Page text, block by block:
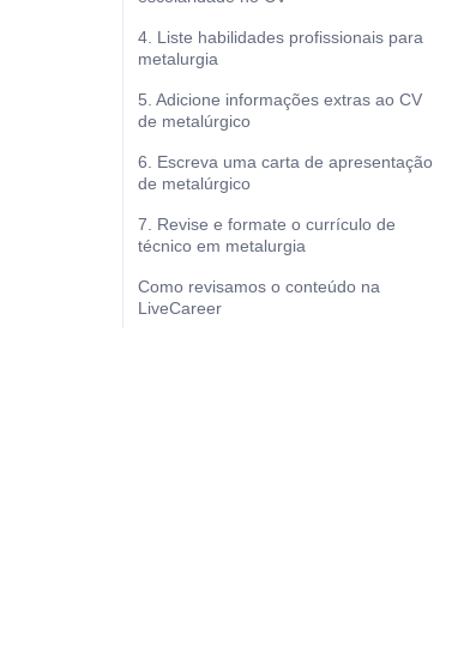
4. Liste habilidades profissionais para
metalurgia
5. Adicione informações extras ao CV
de metalúrgico
6. Escreva uma carta de apresentação
de metalúrgico
7. Revise e formate o currículo de
técnico em metalurgia
Como revisamos o conteúdo na
LiveCareer